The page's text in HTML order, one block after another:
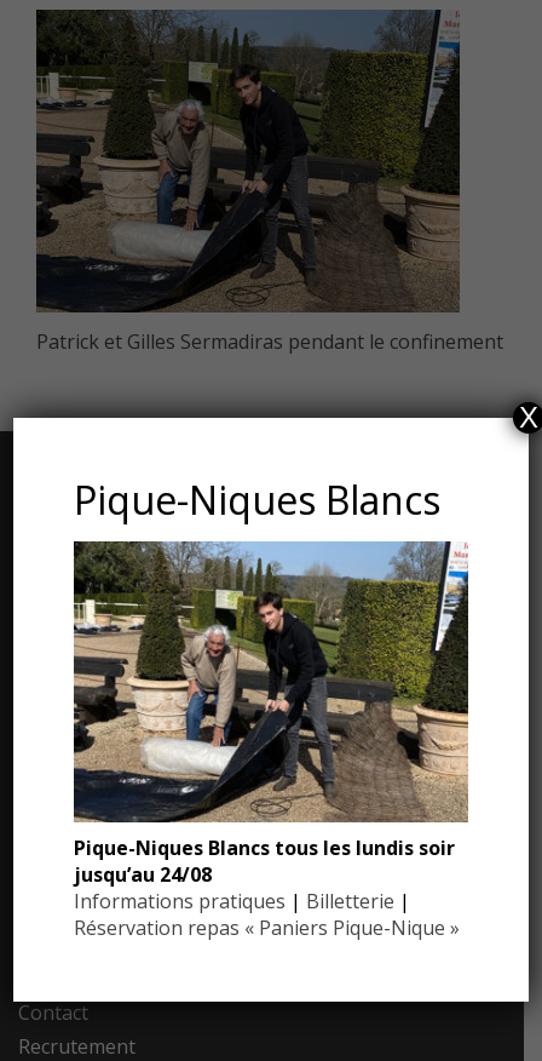
Patrick et Gilles Sermadiras pendant le confinement
Les Jardins du Manoir d’Eyrignac
24590 Salignac-Eyvigues
Dordogne – Périgord
Téléphone : 05.53.28.99.71
Email : contact@eyrignac.com
ESPACE PRESSE
Dossier de presse
Communiqués de presse
Photothèque
Contact
Recrutement
Pique-Niques Blancs
Pique-Niques Blancs tous les lundis soir
jusqu’au 24/08
Informations pratiques | Billetterie |
Réservation repas « Paniers Pique-Nique »
X